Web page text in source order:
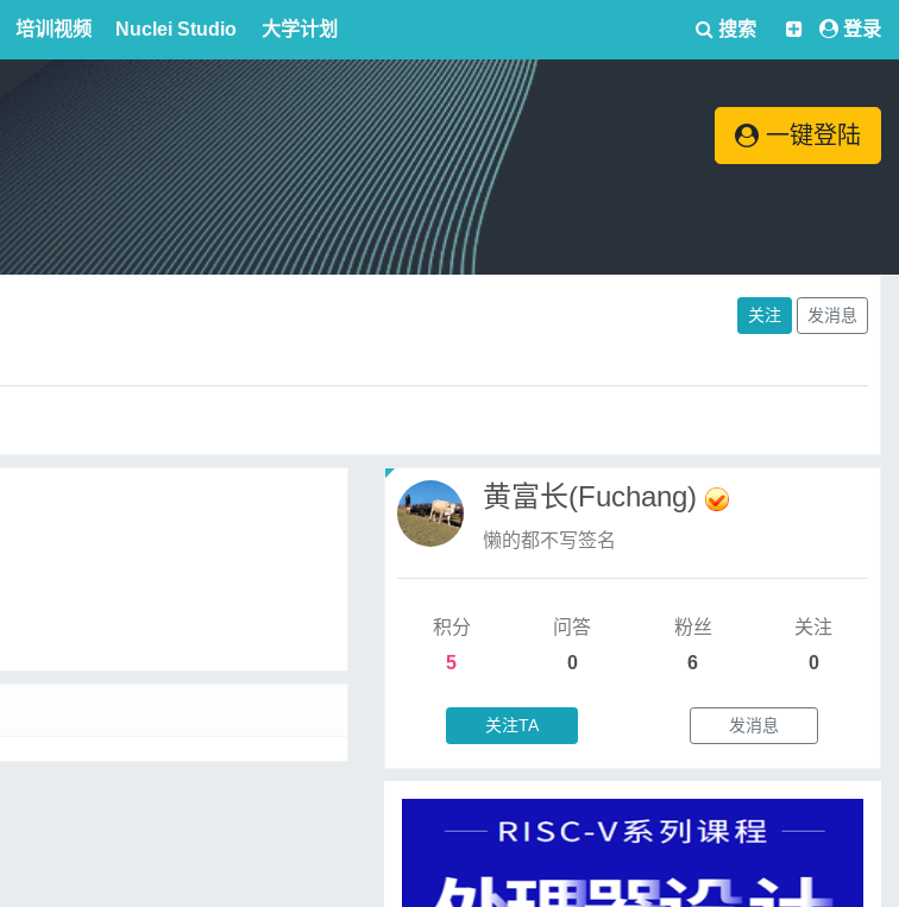
培训视频 Nuclei Studio 大学计划 搜索 登录
一键登陆
关注 发消息
黄富长(Fuchang)
懒的都不写签名
积分
5
问答
0
粉丝
6
关注
0
关注TA 发消息